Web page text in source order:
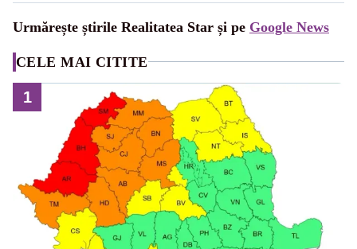
Urmărește știrile Realitatea Star și pe Google News
CELE MAI CITITE
1